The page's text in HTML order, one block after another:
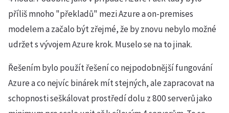
příliš mnoho "překladů" mezi Azure a on-premises
modelem a začalo být zřejmé, že by znovu nebylo možné
udržet s vývojem Azure krok. Muselo se na to jinak.
Řešením bylo použít řešení co nejpodobnější fungování
Azure a co nejvíc binárek mít stejných, ale zapracovat na
schopnosti seškálovat prostředí dolu z 800 serverů jako